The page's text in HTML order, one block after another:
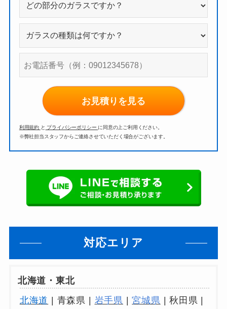
お見積りを見る
利用規約 と プライバシーポリシー に同意の上ご利用ください。
※弊社担当スタッフからご連絡させていただく場合がございます。
対応エリア
北海道・東北
北海道
| 青森県 | 岩手県 |宮城県 | 秋田県 |